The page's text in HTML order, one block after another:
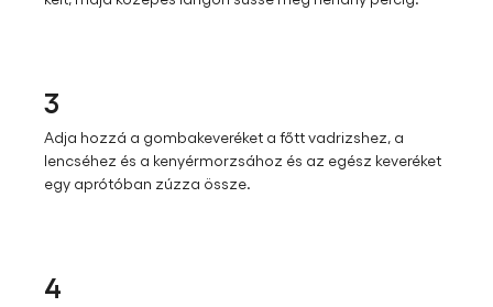
3
Adja hozzá a gombakeveréket a főtt vadrizshez, a
lencséhez és a kenyérmorzsához és az egész keveréket
egy aprótóban zúzza össze.
4